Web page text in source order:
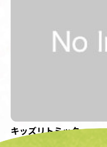
キッズリトミック
開催日：2023年3月8日(水)